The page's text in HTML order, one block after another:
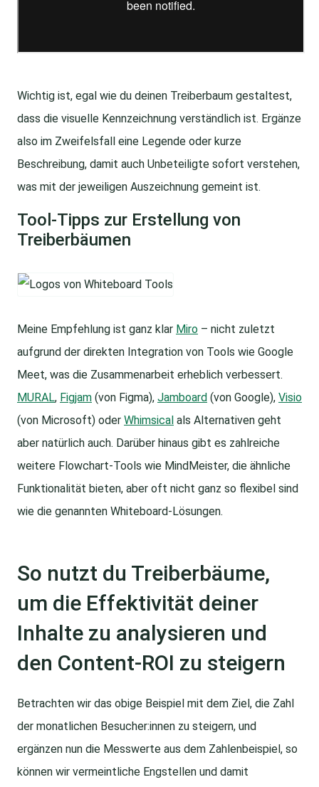
Wichtig ist, egal wie du deinen Treiberbaum gestaltest,
dass die visuelle Kennzeichnung verständlich ist. Ergänze
also im Zweifelsfall eine Legende oder kurze
Beschreibung, damit auch Unbeteiligte sofort verstehen,
was mit der jeweiligen Auszeichnung gemeint ist.
Tool-Tipps zur Erstellung von
Treiberbäumen
Meine Empfehlung ist ganz klar Miro – nicht zuletzt
aufgrund der direkten Integration von Tools wie Google
Meet, was die Zusammenarbeit erheblich verbessert.
MURAL, Figjam (von Figma), Jamboard (von Google), Visio
(von Microsoft) oder Whimsical als Alternativen geht
aber natürlich auch. Darüber hinaus gibt es zahlreiche
weitere Flowchart-Tools wie MindMeister, die ähnliche
Funktionalität bieten, aber oft nicht ganz so flexibel sind
wie die genannten Whiteboard-Lösungen.
So nutzt du Treiberbäume,
um die Effektivität deiner
Inhalte zu analysieren und
den Content-ROI zu steigern
Betrachten wir das obige Beispiel mit dem Ziel, die Zahl
der monatlichen Besucher:innen zu steigern, und
ergänzen nun die Messwerte aus dem Zahlenbeispiel, so
können wir vermeintliche Engstellen und damit